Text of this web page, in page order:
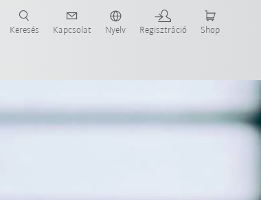
Keresés Kapcsolat Nyelv Regisztráció Shop